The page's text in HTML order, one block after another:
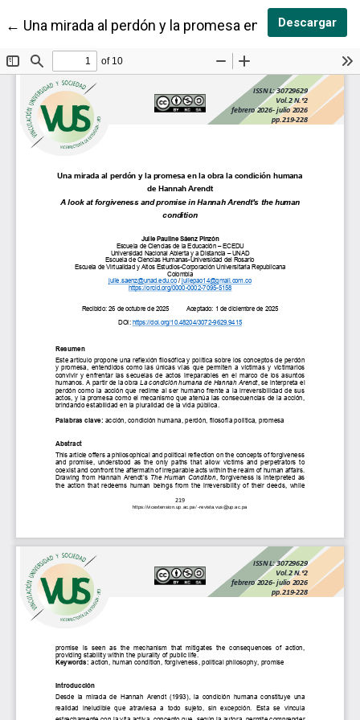
← Volver a los detalles del artículo
Una mirada al perdón y la promesa en la obra la
Descargar